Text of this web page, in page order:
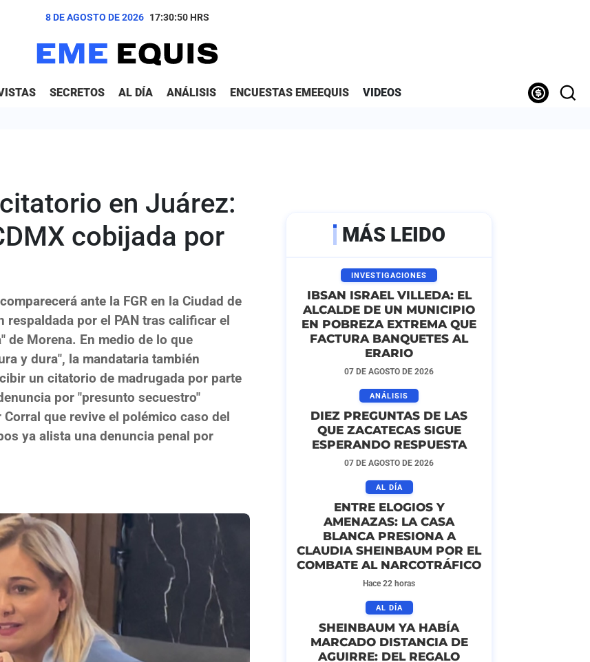
8 DE AGOSTO DE 2026 17:30:51 HRS
SECRETOS AL DÍA ANÁLISIS ENCUESTAS EMEEQUIS VIDEOS
en Juárez:
cobijada por
ante la FGR en la Ciudad de
por el PAN tras calificar el
de Morena. En medio de lo que
y dura", la mandataria también
un citatorio de madrugada por parte
por "presunto secuestro"
que revive el polémico caso del
ya alista una denuncia penal por
MÁS LEIDO
INVESTIGACIONES
IBSAN ISRAEL VILLEDA: EL
ALCALDE DE UN MUNICIPIO
EN POBREZA EXTREMA QUE
FACTURA BANQUETES AL
ERARIO
07 DE AGOSTO DE 2026
ANÁLISIS
DIEZ PREGUNTAS DE LAS
QUE ZACATECAS SIGUE
ESPERANDO RESPUESTA
07 DE AGOSTO DE 2026
AL DÍA
ENTRE ELOGIOS Y
AMENAZAS: LA CASA
BLANCA PRESIONA A
CLAUDIA SHEINBAUM POR EL
COMBATE AL NARCOTRÁFICO
Hace 22 horas
AL DÍA
SHEINBAUM YA HABÍA
MARCADO DISTANCIA DE
AGUIRRE: DEL REGALO